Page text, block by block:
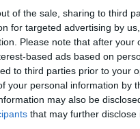
of the sale, sharing to third
for targeted advertising by
Please note that after
based ads based on
to third parties prior to your
your personal information by
may also be
that may further disclose
Sender
- Der